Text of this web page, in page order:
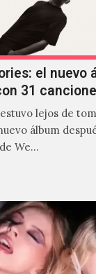
el nuevo
31
lejos de
álbum
We…